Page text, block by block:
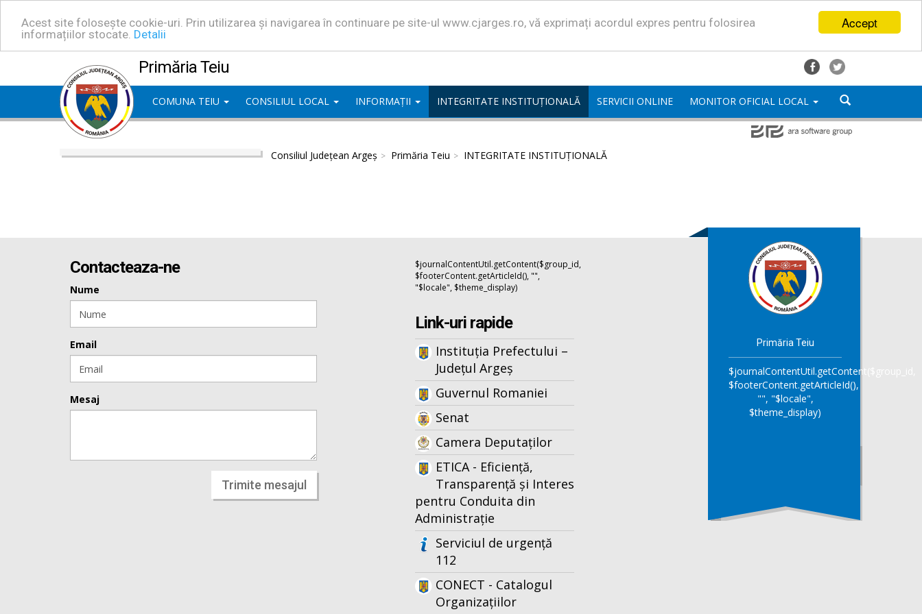
Accept
Acest site folosește cookie-uri. Prin utilizarea și navigarea în continuare pe site-ul www.cjarges.ro, vă exprimați acordul expres pentru folosirea
informațiilor stocate. Detalii
Primăria Teiu
COMUNA TEIU CONSILIUL LOCAL INFORMAȚII INTEGRITATE INSTITUȚIONALĂ SERVICII ONLINE MONITOR OFICIAL LOCAL
Consiliul Județean Argeș Primăria Teiu INTEGRITATE INSTITUȚIONALĂ
Contacteaza-ne
Nume
Email
Mesaj
Trimite mesajul
$journalContentUtil.getContent($group_id,
$footerContent.getArticleId(), "",
"$locale", $theme_display)
Link-uri rapide
Instituția Prefectului –
Județul Argeș
Guvernul Romaniei
Senat
Camera Deputaților
ETICA - Eficiență,
Transparență și Interes
pentru Conduita din
Administrație
Serviciul de urgență
112
CONECT - Catalogul
Organizațiilor
Primăria Teiu
$journalContentUtil.getContent($group_id,
$footerContent.getArticleId(),
"", "$locale",
$theme_display)